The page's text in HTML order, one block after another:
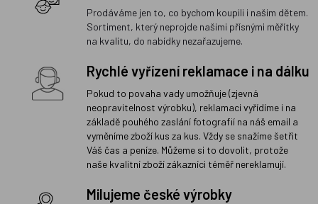
Prodáváme jen to, co bychom koupili i našim dětem.
Sortiment, který neprojde našimi přísnými měřítky
na kvalitu, do nabídky nezařazujeme.
Rychlé vyřízení reklamace i na dálku
Pokud to povaha vady umožňuje (zjevná
neopravitelnost výrobku), reklamaci vyřídíme i na
základě pouhého zaslání fotografií na náš email a
vyměníme zboží kus za kus. Vždy se snažíme šetřit
Váš čas a peníze. Můžeme si to dovolit, protože
naše kvalitní zboží zákazníci téměř nereklamují.
Milujeme české výrobky